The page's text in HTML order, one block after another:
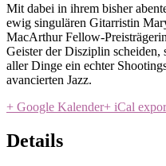
Mit dabei in ihrem bisher
ewig singulären Gitarristin
MacArthur Fellow-
Geister der Disziplin scheiden,
aller Dinge ein echter
avancierten Jazz.
+ Google Kalender+ iCal
Details